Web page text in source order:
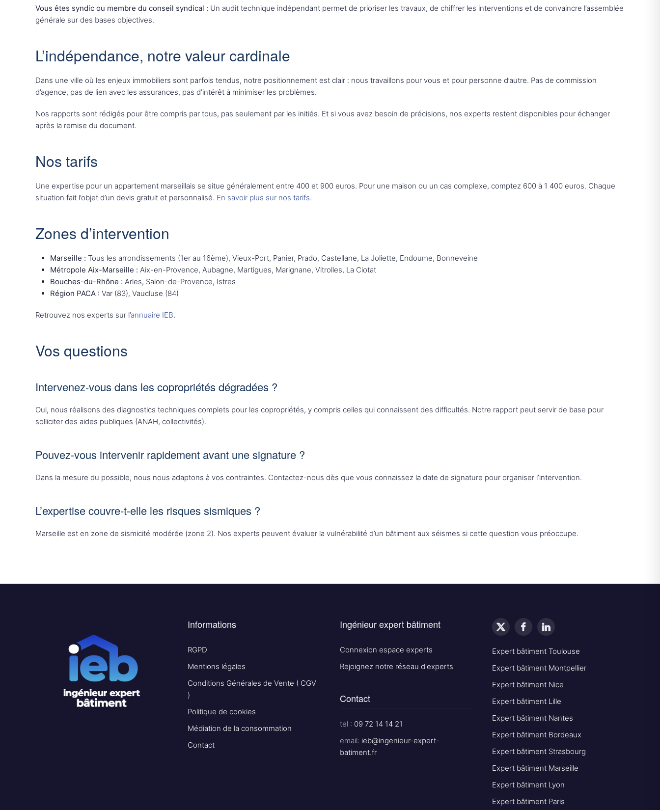
Vous êtes syndic ou membre du conseil syndical : Un audit technique indépendant permet de prioriser les travaux, de chiffrer les interventions et de convaincre l’assemblée
générale sur des bases objectives.
L’indépendance, notre valeur cardinale
Dans une ville où les enjeux immobiliers sont parfois tendus, notre positionnement est clair : nous travaillons pour vous et pour personne d’autre. Pas de commission
d’agence, pas de lien avec les assurances, pas d’intérêt à minimiser les problèmes.
Nos rapports sont rédigés pour être compris par tous, pas seulement par les initiés. Et si vous avez besoin de précisions, nos experts restent disponibles pour échanger
après la remise du document.
Nos tarifs
Une expertise pour un appartement marseillais se situe généralement entre 400 et 900 euros. Pour une maison ou un cas complexe, comptez 600 à 1 400 euros. Chaque
situation fait l’objet d’un devis gratuit et personnalisé. En savoir plus sur nos tarifs.
Zones d’intervention
Marseille : Tous les arrondissements (1er au 16ème), Vieux-Port, Panier, Prado, Castellane, La Joliette, Endoume, Bonneveine
Métropole Aix-Marseille : Aix-en-Provence, Aubagne, Martigues, Marignane, Vitrolles, La Ciotat
Bouches-du-Rhône : Arles, Salon-de-Provence, Istres
Région PACA : Var (83), Vaucluse (84)
Retrouvez nos experts sur l’annuaire IEB.
Vos questions
Intervenez-vous dans les copropriétés dégradées ?
Oui, nous réalisons des diagnostics techniques complets pour les copropriétés, y compris celles qui connaissent des difficultés. Notre rapport peut servir de base pour
solliciter des aides publiques (ANAH, collectivités).
Pouvez-vous intervenir rapidement avant une signature ?
Dans la mesure du possible, nous nous adaptons à vos contraintes. Contactez-nous dès que vous connaissez la date de signature pour organiser l’intervention.
L’expertise couvre-t-elle les risques sismiques ?
Marseille est en zone de sismicité modérée (zone 2). Nos experts peuvent évaluer la vulnérabilité d’un bâtiment aux séismes si cette question vous préoccupe.
Informations
RGPD
Mentions légales
Conditions Générales de Vente ( CGV
)
Politique de cookies
Médiation de la consommation
Contact
Ingénieur expert bâtiment
Connexion espace experts
Rejoignez notre réseau d'experts
Contact
tel : 09 72 14 14 21
email: ieb@ingenieur-expert-
batiment.fr
Expert bâtiment Toulouse
Expert bâtiment Montpellier
Expert bâtiment Nice
Expert bâtiment Lille
Expert bâtiment Nantes
Expert bâtiment Bordeaux
Expert bâtiment Strasbourg
Expert bâtiment Marseille
Expert bâtiment Lyon
Expert bâtiment Paris